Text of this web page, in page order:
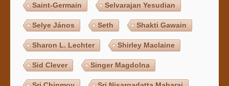
Saint-Germain Selvarajan Yesudian
Selye János Seth Shakti Gawain
Sharon L. Lechter Shirley Maclaine
Sid Clever Singer Magdolna